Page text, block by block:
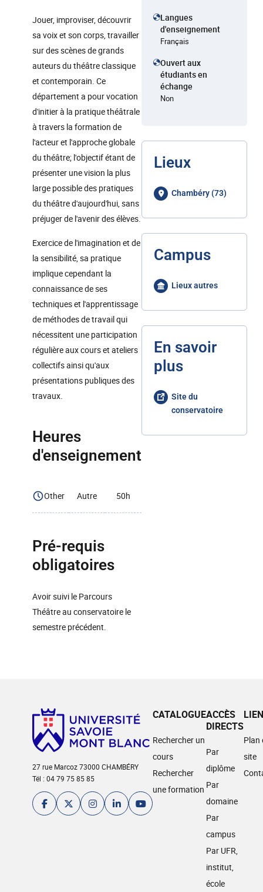
Jouer, improviser, découvrir
sa voix et son corps, travailler
sur des scènes de grands
auteurs du théâtre classique
et contemporain. Ce
département a pour vocation
d'initier à la pratique théâtrale
à travers la formation de
l'acteur et l'approche globale
du théâtre; l'objectif étant de
présenter une vision la plus
large possible des pratiques
du théâtre d'aujourd'hui, sans
préjuger de l'avenir des élèves.
Exercice de l'imagination et de
la sensibilité, sa pratique
implique cependant la
connaissance de ses
techniques et l'apprentissage
de méthodes de travail qui
nécessitent une participation
régulière aux cours et ateliers
collectifs ainsi qu'aux
présentations publiques des
travaux.
Heures
d'enseignement
Other Autre 50h
Pré-requis
obligatoires
Avoir suivi le Parcours
Théâtre au conservatoire le
semestre précédent.
Langues
d'enseignement
Français
Ouvert aux
étudiants en
échange
Non
Lieux
Chambéry (73)
Campus
Lieux autres
En savoir
plus
Site du
conservatoire
27 rue Marcoz 73000 CHAMBÉRY
Tél : 04 79 75 85 85
CATALOGUE
Rechercher un
cours
Rechercher
une formation
ACCÈS
DIRECTS
Par
diplôme
Par
domaine
Par
campus
Par UFR,
institut,
école
Plan
site